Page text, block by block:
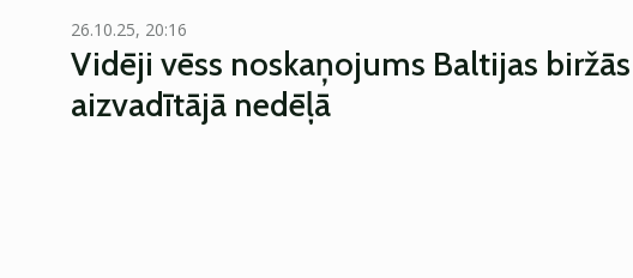
26.10.25, 20:16
Vidēji vēss noskaņojums Baltijas biržās
aizvadītājā nedēļā